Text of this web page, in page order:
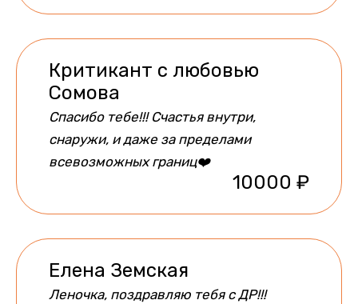
Критикант с любовью
Сомова
Спасибо тебе!!! Счастья внутри,
снаружи, и даже за пределами
всевозможных границ❤️
10000 ₽
Елена Земская
Леночка, поздравляю тебя с ДР!!!